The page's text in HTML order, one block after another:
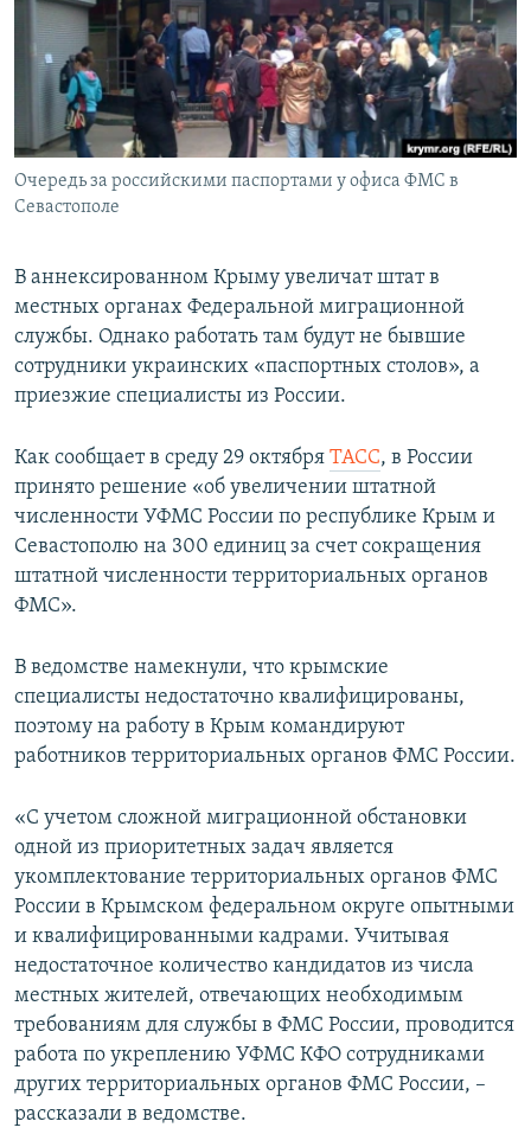
ПОБЕДИТЕЛЕЙ НЕ СУДЯТ?
КРЫМ.НЕПОКОРЕННЫЙ
ELIFBE
УКРАИНСКАЯ ПРОБЛЕМА КРЫМА
ПРИСОЕДИНЯЙТЕСЬ!
Все сайты RFE/RL
Очередь за российскими паспортами у офиса ФМС в
Севастополе
В аннексированном Крыму увеличат штат в
местных органах Федеральной миграционной
службы. Однако работать там будут не бывшие
сотрудники украинских «паспортных столов», а
приезжие специалисты из России.
Как сообщает в среду 29 октября ТАСС, в России
принято решение «об увеличении штатной
численности УФМС России по республике Крым и
Севастополю на 300 единиц за счет сокращения
штатной численности территориальных органов
ФМС».
В ведомстве намекнули, что крымские
специалисты недостаточно квалифицированы,
поэтому на работу в Крым командируют
работников территориальных органов ФМС России.
«С учетом сложной миграционной обстановки
одной из приоритетных задач является
укомплектование территориальных органов ФМС
России в Крымском федеральном округе опытными
и квалифицированными кадрами. Учитывая
недостаточное количество кандидатов из числа
местных жителей, отвечающих необходимым
требованиям для службы в ФМС России, проводится
работа по укреплению УФМС КФО сотрудниками
других территориальных органов ФМС России, –
рассказали в ведомстве.